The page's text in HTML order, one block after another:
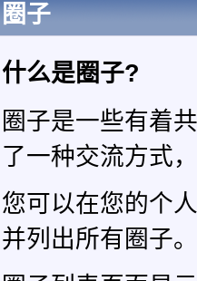
圈子
什么是圈子?
圈子是一些有着
了一种交流方式
您可以在您的个
并列出所有圈子。